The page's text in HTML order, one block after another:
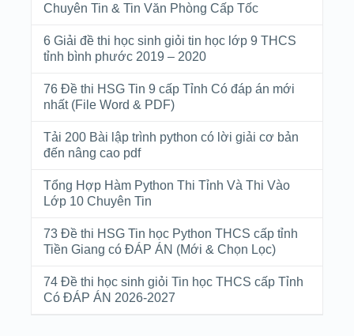
Chuyên Tin & Tin Văn Phòng Cấp Tốc
6 Giải đề thi học sinh giỏi tin học lớp 9 THCS
tỉnh bình phước 2019 – 2020
76 Đề thi HSG Tin 9 cấp Tỉnh Có đáp án mới
nhất (File Word & PDF)
Tải 200 Bài lập trình python có lời giải cơ bản
đến nâng cao pdf
Tổng Hợp Hàm Python Thi Tỉnh Và Thi Vào
Lớp 10 Chuyên Tin
73 Đề thi HSG Tin học Python THCS cấp tỉnh
Tiền Giang có ĐÁP ÁN (Mới & Chọn Lọc)
74 Đề thi học sinh giỏi Tin học THCS cấp Tỉnh
Có ĐÁP ÁN 2026-2027